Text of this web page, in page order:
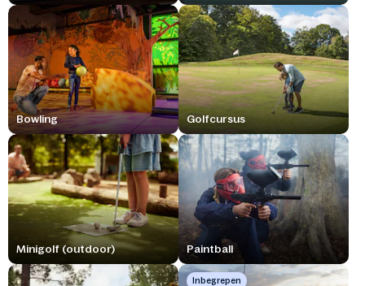
Bowling Golfcursus
Minigolf (outdoor) Paintball
Inbegrepen